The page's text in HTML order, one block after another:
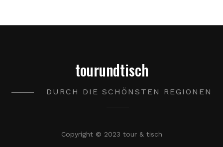
tourundtisch
DURCH DIE SCHÖNSTEN REGIONEN
Copyright © 2023 tour & tisch